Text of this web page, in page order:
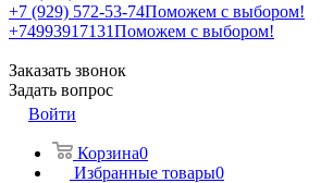
+7 (929) 572-53-74Поможем с выбором!
+74993917131Поможем с выбором!
Заказать звонок
Задать вопрос
Войти
Корзина0
Избранные товары0